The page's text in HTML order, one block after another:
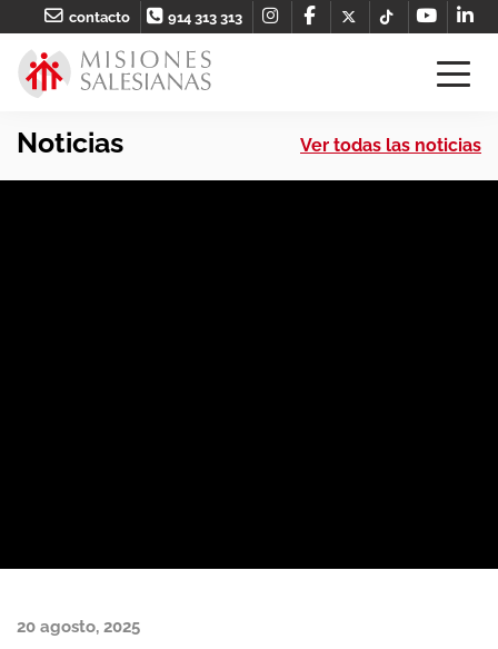
contacto 914 313 313
Noticias Ver todas las noticias
20 agosto, 2025